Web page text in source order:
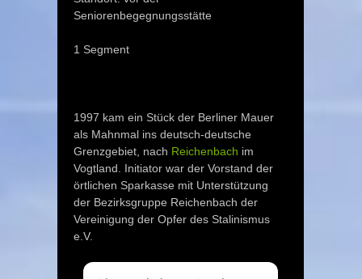
Seniorenbegegnungsstätte
1 Segment
1997 kam ein Stück der Berliner Mauer
als Mahnmal ins deutsch-deutsche
Grenzgebiet, nach Reichenbach im
Vogtland. Initiator war der Vorstand der
örtlichen Sparkasse mit Unterstützung
der Bezirksgruppe Reichenbach der
Vereinigung der Opfer des Stalinismus
e.V.